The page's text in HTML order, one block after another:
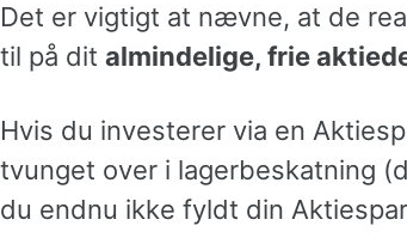
Det er vigtigt at nævne, at de
til på dit almindelige, frie
Hvis du investerer via en
tvunget over i lagerbeskatning
du endnu ikke fyldt din